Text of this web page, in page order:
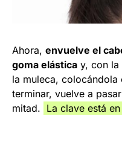
Ahora, envuelve el
goma elástica y, con la
la muleca, colocándola
terminar, vuelve a
mitad. La clave está